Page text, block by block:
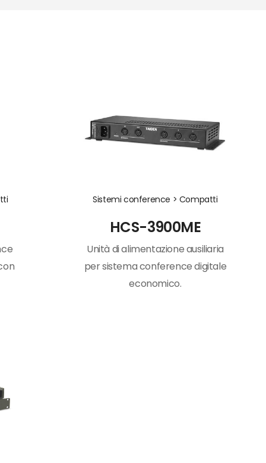
Sistemi conference > Compatti
HCS-3900ME
Unità di alimentazione ausiliaria
per sistema conference digitale
economico.